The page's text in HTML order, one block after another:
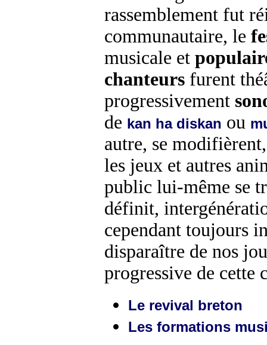
rassemblement fut
communautaire, le
musicale et
chanteurs furent
progressivement
de kan ha diskan ou
autre, se
les jeux et autres
public lui-même se
définit,
cependant toujours
disparaître de nos
progressive de cette
Le revival breton
Les formations